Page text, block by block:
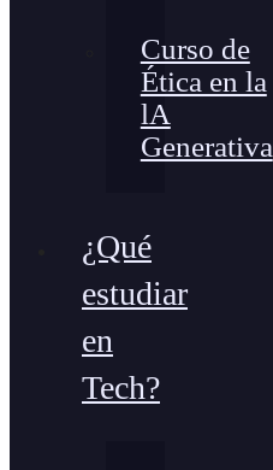
Curso de
Ética en la
lA
Generativa
¿Qué
estudiar
en
Tech?